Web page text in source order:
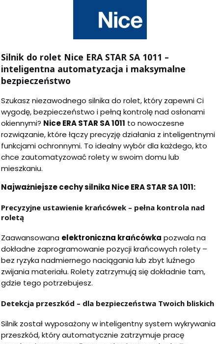
Silnik do rolet Nice ERA STAR SA 1011 –
inteligentna automatyzacja i maksymalne
bezpieczeństwo
Szukasz niezawodnego silnika do rolet, który zapewni Ci
wygodę, bezpieczeństwo i pełną kontrolę nad osłonami
okiennymi? Nice ERA STAR SA 1011 to nowoczesne
rozwiązanie, które łączy precyzję działania z inteligentnymi
funkcjami ochronnymi. To idealny wybór dla każdego, kto
chce zautomatyzować rolety w swoim domu lub
mieszkaniu.
Najważniejsze cechy silnika Nice ERA STAR SA 1011:
Precyzyjne ustawienie krańcówek – pełna kontrola nad
roletą
Zaawansowana elektroniczna krańcówka pozwala na
dokładne zaprogramowanie pozycji krańcowych rolety –
bez ryzyka nadmiernego naciągania lub zbyt luźnego
zwijania materiału. Rolety zatrzymują się dokładnie tam,
gdzie tego potrzebujesz.
Detekcja przeszkód – dla bezpieczeństwa Twoich bliskich
Silnik został wyposażony w inteligentny system wykrywania
przeszkód, który automatycznie zatrzymuje pracę